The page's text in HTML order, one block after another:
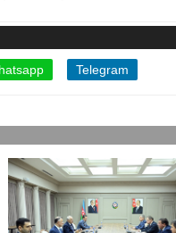
Telegram